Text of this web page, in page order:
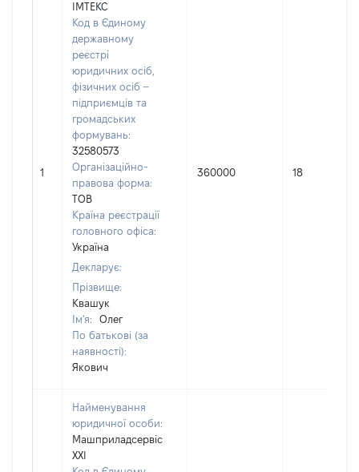
1
ІМТЕКС
Код в Єдиному
державному
реєстрі
юридичних осіб,
фізичних осіб –
підприємців та
громадських
формувань:
32580573
Організаційно-
правова форма:
ТОВ
Країна реєстрації
головного офіса:
Україна
Декларує:
Прізвище:
Квашук
Ім'я:
Олег
По батькові (за
наявності):
Якович
360000 18
Найменування
юридичної особи:
Машприладсервіс
ХХІ